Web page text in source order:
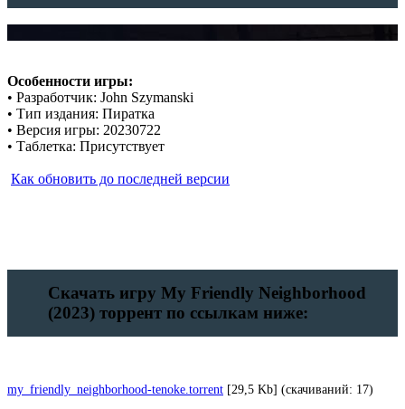
Особенности игры:
• Разработчик: John Szymanski
• Тип издания: Пиратка
• Версия игры: 20230722
• Таблетка: Присутствует
Как обновить до последней версии
Скачать игру My Friendly Neighborhood
(2023) торрент по ссылкам ниже:
my_friendly_neighborhood-tenoke.torrent [29,5 Kb] (cкачиваний: 17)